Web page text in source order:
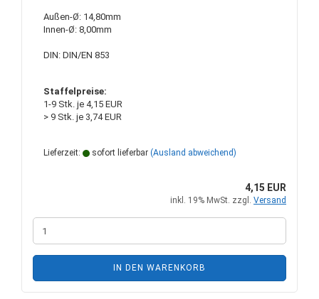
Außen-Ø: 14,80mm
Innen-Ø: 8,00mm
DIN: DIN/EN 853
Staffelpreise:
1-9 Stk. je 4,15 EUR
> 9 Stk. je 3,74 EUR
Lieferzeit: sofort lieferbar (Ausland abweichend)
4,15 EUR
inkl. 19% MwSt. zzgl. Versand
IN DEN WARENKORB